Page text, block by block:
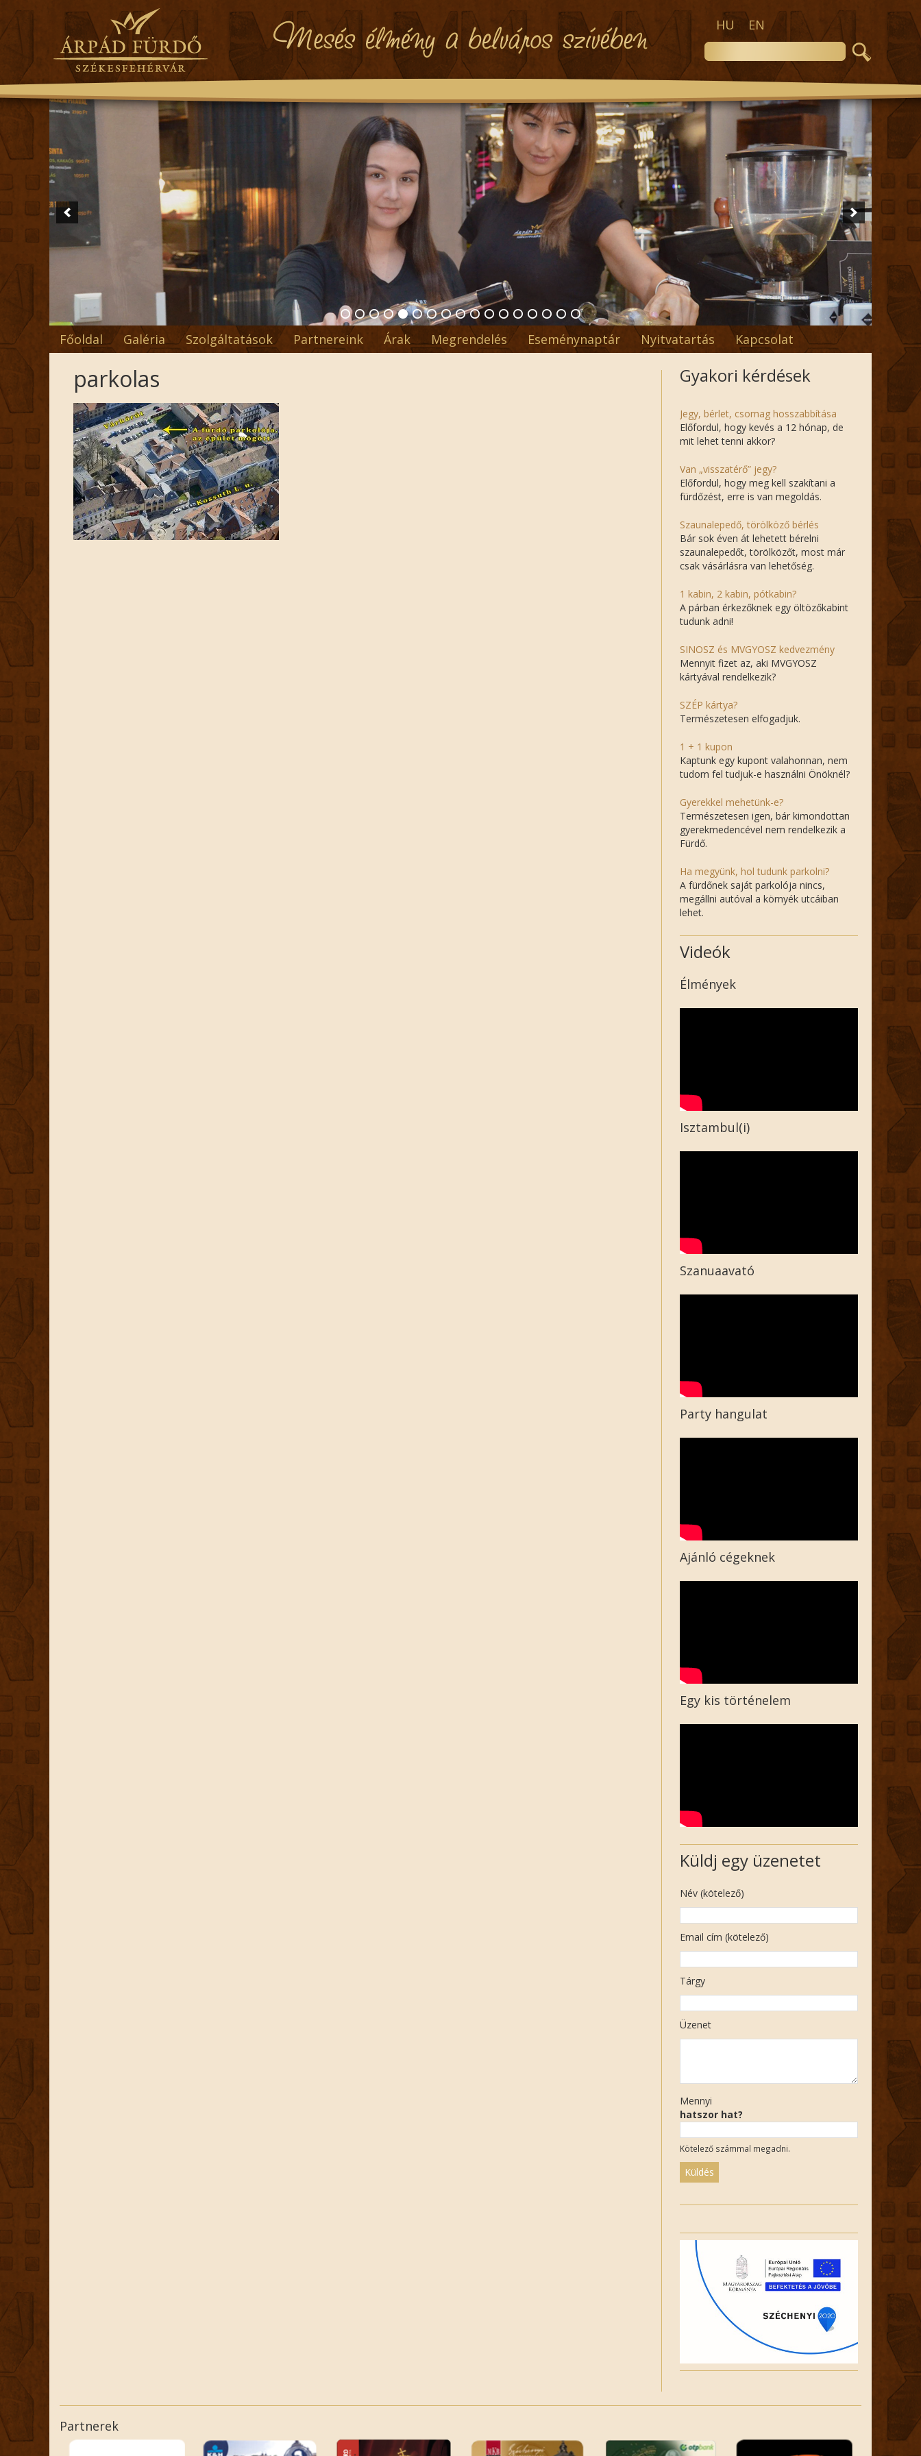
HU EN
Főoldal Galéria Szolgáltatások Partnereink Árak Megrendelés Eseménynaptár Nyitvatartás Kapcsolat
parkolas Gyakori kérdések
Jegy, bérlet, csomag hosszabbítása
Előfordul, hogy kevés a 12 hónap, de
mit lehet tenni akkor?
Van „visszatérő” jegy?
Előfordul, hogy meg kell szakítani a
fürdőzést, erre is van megoldás.
Szaunalepedő, törölköző bérlés
Bár sok éven át lehetett bérelni
szaunalepedőt, törölközőt, most már
csak vásárlásra van lehetőség.
1 kabin, 2 kabin, pótkabin?
A párban érkezőknek egy öltözőkabint
tudunk adni!
SINOSZ és MVGYOSZ kedvezmény
Mennyit fizet az, aki MVGYOSZ
kártyával rendelkezik?
SZÉP kártya?
Természetesen elfogadjuk.
1 + 1 kupon
Kaptunk egy kupont valahonnan, nem
tudom fel tudjuk-e használni Önöknél?
Gyerekkel mehetünk-e?
Természetesen igen, bár kimondottan
gyerekmedencével nem rendelkezik a
Fürdő.
Ha megyünk, hol tudunk parkolni?
A fürdőnek saját parkolója nincs,
megállni autóval a környék utcáiban
lehet.
Videók
Élmények
Isztambul(i)
Szanuaavató
Party hangulat
Ajánló cégeknek
Egy kis történelem
Küldj egy üzenetet
Név (kötelező)
Email cím (kötelező)
Tárgy
Üzenet
Mennyi
hatszor hat?
Kötelező számmal megadni.
field
empty.
Partnerek